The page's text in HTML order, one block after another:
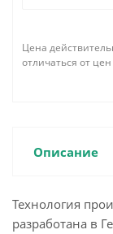
Цена
отличаться от
Описание
Технология
разработана в